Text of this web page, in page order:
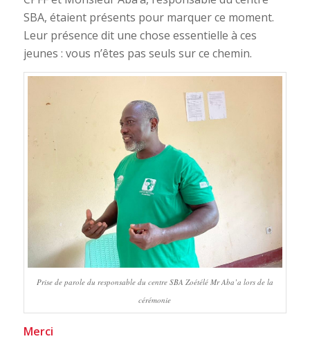
SBA, étaient présents pour marquer ce moment.
Leur présence dit une chose essentielle à ces
jeunes : vous n’êtes pas seuls sur ce chemin.
Prise de parole du responsable du centre SBA Zoétélé Mr Aba’a lors de la
cérémonie
Merci